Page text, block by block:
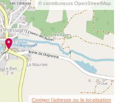
© contributeurs OpenStreetMap
Corriger l’adresse ou la localisation